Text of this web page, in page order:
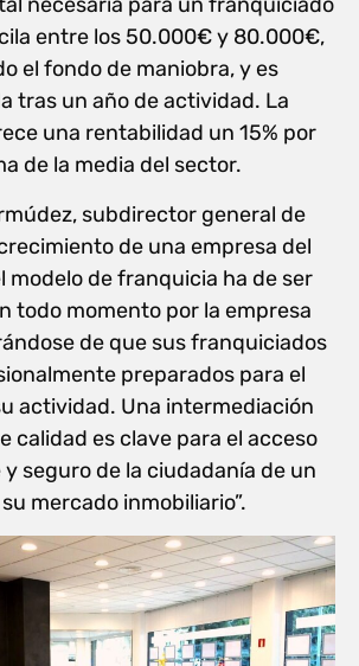
entre los 50.000€ y 80.000€,
el fondo de maniobra, y es
tras un año de actividad. La
una rentabilidad un 15% por
de la media del sector.
subdirector general de
de una empresa del
modelo de franquicia ha de ser
todo momento por la empresa
de que sus franquiciados
preparados para el
actividad. Una intermediación
calidad es clave para el acceso
seguro de la ciudadanía de un
mercado inmobiliario”.